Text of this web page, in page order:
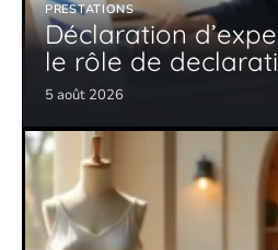
PRESTATIONS
Déclaration
le rôle de
5 août 2026